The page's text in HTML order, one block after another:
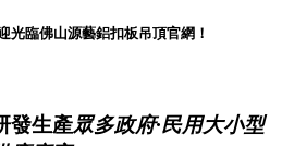
光臨佛山源藝鋁扣板吊頂官網！
發生產眾多政府·民用大小型